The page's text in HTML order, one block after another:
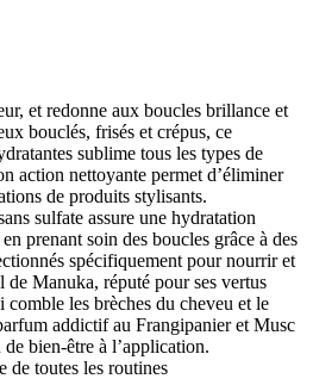
et redonne aux boucles brillance et
bouclés, frisés et crépus, ce
sublime tous les types de
action nettoyante permet d’éliminer
de produits stylisants.
sulfate assure une hydratation
prenant soin des boucles grâce à des
spécifiquement pour nourrir et
Manuka, réputé pour ses vertus
les brèches du cheveu et le
addictif au Frangipanier et Musc
bien-être à l’application.
de toutes les routines